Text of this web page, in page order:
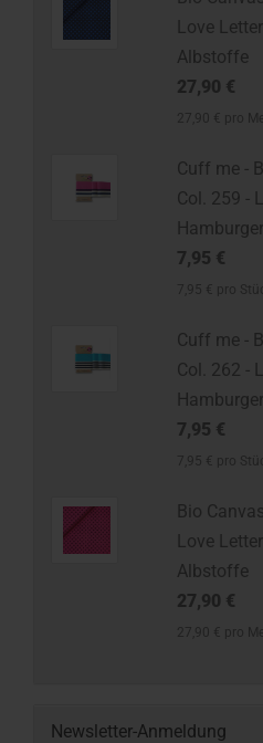
Love
Albstoffe
27,90 €
Cuff me -
Col. 259 -
7,95 €
Cuff me -
Col. 262 -
7,95 €
Bio
Love
Albstoffe
27,90 €
Newsletter-Anmeldung